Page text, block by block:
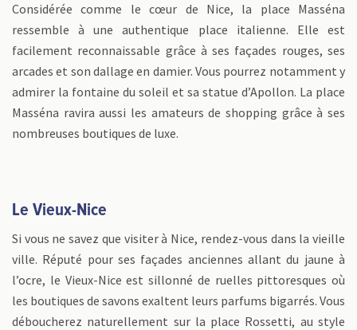
Considérée comme le cœur de Nice, la place Masséna
ressemble à une authentique place italienne. Elle est
facilement reconnaissable grâce à ses façades rouges, ses
arcades et son dallage en damier. Vous pourrez notamment y
admirer la fontaine du soleil et sa statue d’Apollon. La place
Masséna ravira aussi les amateurs de shopping grâce à ses
nombreuses boutiques de luxe.
Le Vieux-Nice
Si vous ne savez que visiter à Nice, rendez-vous dans la vieille
ville. Réputé pour ses façades anciennes allant du jaune à
l’ocre, le Vieux-Nice est sillonné de ruelles pittoresques où
les boutiques de savons exaltent leurs parfums bigarrés. Vous
déboucherez naturellement sur la place Rossetti, au style